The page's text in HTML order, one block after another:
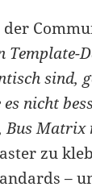
Template-
sind,
nicht
Bus
zu
–